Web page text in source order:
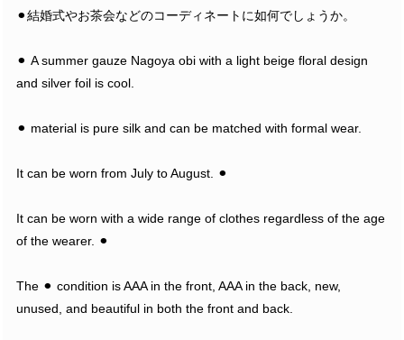
⚫︎結婚式やお茶会などのコーディネートに如何でしょうか。
⚫︎ A summer gauze Nagoya obi with a light beige floral design
and silver foil is cool.
⚫︎ material is pure silk and can be matched with formal wear.
It can be worn from July to August. ⚫︎
It can be worn with a wide range of clothes regardless of the age
of the wearer. ⚫︎
The ⚫︎ condition is AAA in the front, AAA in the back, new,
unused, and beautiful in both the front and back.